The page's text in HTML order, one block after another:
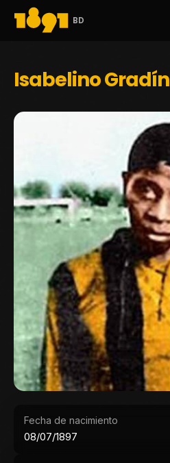
BD
Isabelino Gradín
Fecha de nacimiento
08/07/1897